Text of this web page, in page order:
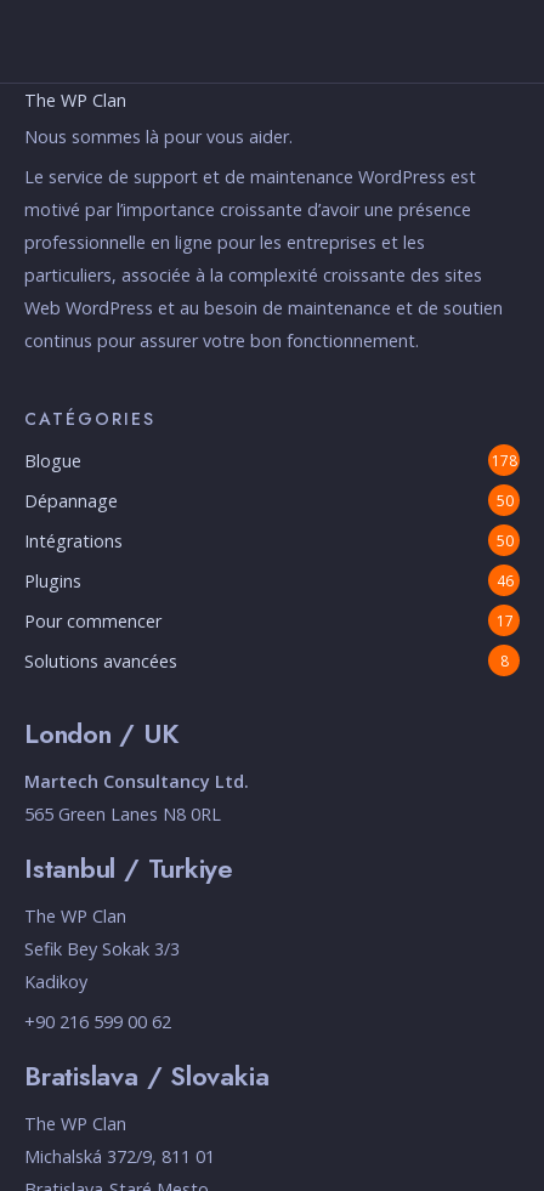
The WP Clan
Nous sommes là pour vous aider.
Le service de support et de maintenance WordPress est
motivé par l’importance croissante d’avoir une présence
professionnelle en ligne pour les entreprises et les
particuliers, associée à la complexité croissante des sites
Web WordPress et au besoin de maintenance et de soutien
continus pour assurer votre bon fonctionnement.
CATÉGORIES
Blogue 178
Dépannage 50
Intégrations 50
Plugins 46
Pour commencer 17
Solutions avancées 8
London / UK
Martech Consultancy Ltd.
565 Green Lanes N8 0RL
Istanbul / Turkiye
The WP Clan
Sefik Bey Sokak 3/3
Kadikoy
+90 216 599 00 62
Bratislava / Slovakia
The WP Clan
Michalská 372/9, 811 01